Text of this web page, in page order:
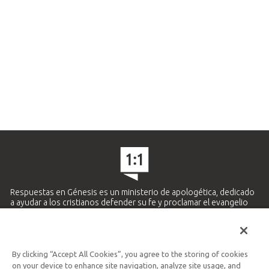
Respuestas en Génesis es un ministerio de apologética, dedicado
a ayudar a los cristianos defender su fe y proclamar el evangelio
Ministerio Hispano y Latinoamericano
By clicking “Accept All Cookies”, you agree to the storing of cookies
on your device to enhance site navigation, analyze site usage, and